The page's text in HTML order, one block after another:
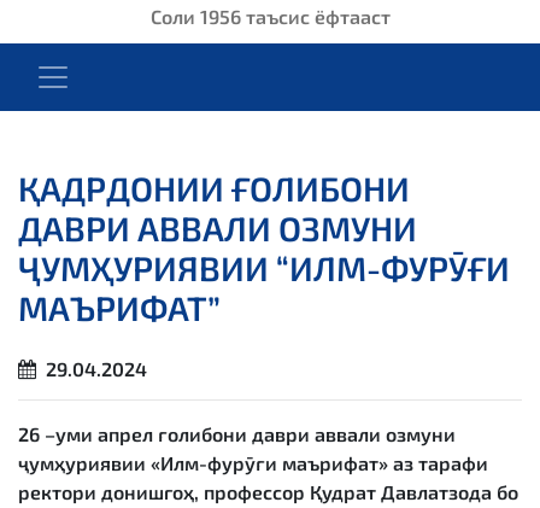
Соли 1956 таъсис ёфтааст
ҚАДРДОНИИ ҒОЛИБОНИ
ДАВРИ АВВАЛИ ОЗМУНИ
ҶУМҲУРИЯВИИ “ИЛМ-ФУРӮҒИ
МАЪРИФАТ”
29.04.2024
26 –уми апрел ғолибони даври аввали озмуни
ҷумҳуриявии «Илм-фурӯғи маърифат» аз тарафи
ректори донишгоҳ, профессор Қудрат Давлатзода бо